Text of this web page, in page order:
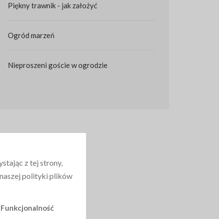
Piękny trawnik - jak założyć
Ogród marzeń
Nieproszeni goście w ogrodzie
z tej strony,
polityki plików
Funkcjonalność